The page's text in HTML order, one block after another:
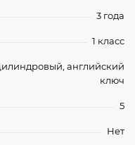
3 года
1 класс
английский
ключ
5
Нет